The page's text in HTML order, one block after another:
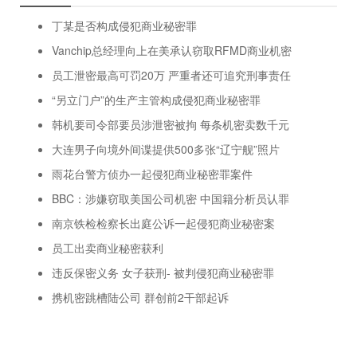
丁某是否构成侵犯商业秘密罪
Vanchip总经理向上在美承认窃取RFMD商业机密
员工泄密最高可罚20万 严重者还可追究刑事责任
“另立门户”的生产主管构成侵犯商业秘密罪
韩机要司令部要员涉泄密被拘 每条机密卖数千元
大连男子向境外间谍提供500多张“辽宁舰”照片
雨花台警方侦办一起侵犯商业秘密罪案件
BBC：涉嫌窃取美国公司机密 中国籍分析员认罪
南京铁检检察长出庭公诉一起侵犯商业秘密案
员工出卖商业秘密获利
违反保密义务 女子获刑- 被判侵犯商业秘密罪
携机密跳槽陆公司 群创前2干部起诉